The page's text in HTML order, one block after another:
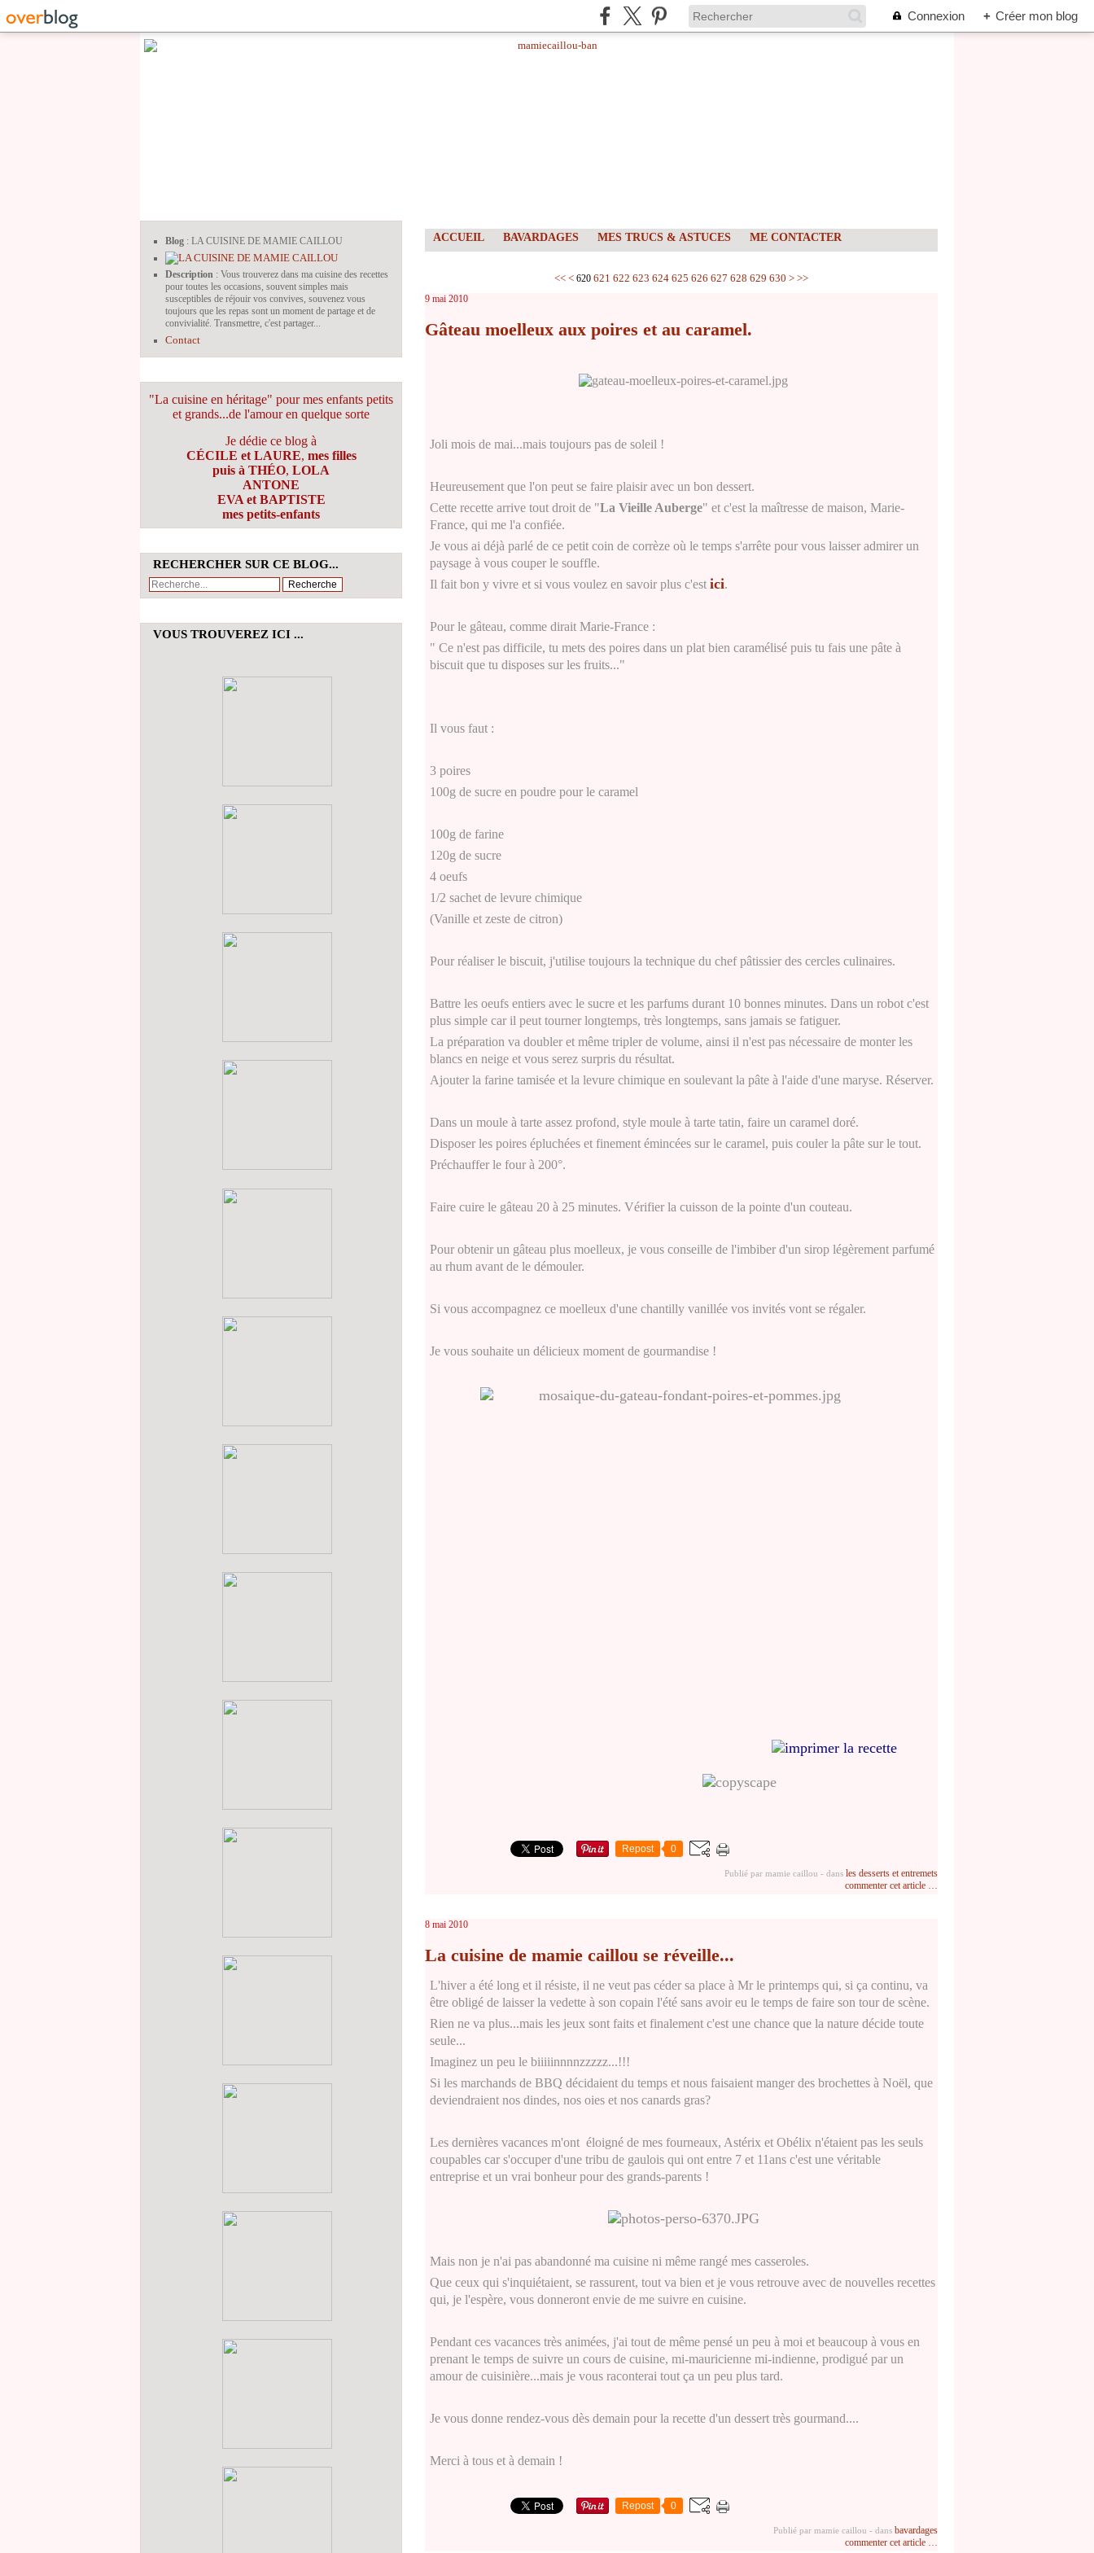
Connexion + Créer mon blog
Blog : LA CUISINE DE MAMIE CAILLOU
Description : Vous trouverez dans ma cuisine des recettes
pour toutes les occasions, souvent simples mais
susceptibles de réjouir vos convives, souvenez vous
toujours que les repas sont un moment de partage et de
convivialité. Transmettre, c'est partager...
Contact
"La cuisine en héritage" pour mes enfants petits
et grands...de l'amour en quelque sorte
Je dédie ce blog à
CÉCILE et LAURE, mes filles
puis à THÉO, LOLA
ANTONE
EVA et BAPTISTE
mes petits-enfants
RECHERCHER SUR CE BLOG...
VOUS TROUVEREZ ICI ...
ACCUEIL BAVARDAGES MES TRUCS & ASTUCES ME CONTACTER
<< < 600
610
620 621 622 623 624 625 626 627 628 629 630 640
650
660
670
680
690
700
800
900
> >>
9 mai 2010
Gâteau moelleux aux poires et au caramel.
Joli mois de mai...mais toujours pas de soleil !
Heureusement que l'on peut se faire plaisir avec un bon dessert.
Cette recette arrive tout droit de "La Vieille Auberge" et c'est la maîtresse de maison, Marie-
France, qui me l'a confiée.
Je vous ai déjà parlé de ce petit coin de corrèze où le temps s'arrête pour vous laisser admirer un
paysage à vous couper le souffle.
Il fait bon y vivre et si vous voulez en savoir plus c'est ici.
Pour le gâteau, comme dirait Marie-France :
" Ce n'est pas difficile, tu mets des poires dans un plat bien caramélisé puis tu fais une pâte à
biscuit que tu disposes sur les fruits..."
Il vous faut :
3 poires
100g de sucre en poudre pour le caramel
100g de farine
120g de sucre
4 oeufs
1/2 sachet de levure chimique
(Vanille et zeste de citron)
Pour réaliser le biscuit, j'utilise toujours la technique du chef pâtissier des cercles culinaires.
Battre les oeufs entiers avec le sucre et les parfums durant 10 bonnes minutes. Dans un robot c'est
plus simple car il peut tourner longtemps, très longtemps, sans jamais se fatiguer.
La préparation va doubler et même tripler de volume, ainsi il n'est pas nécessaire de monter les
blancs en neige et vous serez surpris du résultat.
Ajouter la farine tamisée et la levure chimique en soulevant la pâte à l'aide d'une maryse. Réserver.
Dans un moule à tarte assez profond, style moule à tarte tatin, faire un caramel doré.
Disposer les poires épluchées et finement émincées sur le caramel, puis couler la pâte sur le tout.
Préchauffer le four à 200°.
Faire cuire le gâteau 20 à 25 minutes. Vérifier la cuisson de la pointe d'un couteau.
Pour obtenir un gâteau plus moelleux, je vous conseille de l'imbiber d'un sirop légèrement parfumé
au rhum avant de le démouler.
Si vous accompagnez ce moelleux d'une chantilly vanillée vos invités vont se régaler.
Je vous souhaite un délicieux moment de gourmandise !
imprimer la recette
Repost 0
Publié par mamie caillou - dans les desserts et entremets
commenter cet article …
8 mai 2010
La cuisine de mamie caillou se réveille...
L'hiver a été long et il résiste, il ne veut pas céder sa place à Mr le printemps qui, si ça continu, va
être obligé de laisser la vedette à son copain l'été sans avoir eu le temps de faire son tour de scène.
Rien ne va plus...mais les jeux sont faits et finalement c'est une chance que la nature décide toute
seule...
Imaginez un peu le biiiiinnnnzzzzz...!!!
Si les marchands de BBQ décidaient du temps et nous faisaient manger des brochettes à Noël, que
deviendraient nos dindes, nos oies et nos canards gras?
Les dernières vacances m'ont éloigné de mes fourneaux, Astérix et Obélix n'étaient pas les seuls
coupables car s'occuper d'une tribu de gaulois qui ont entre 7 et 11ans c'est une véritable
entreprise et un vrai bonheur pour des grands-parents !
Mais non je n'ai pas abandonné ma cuisine ni même rangé mes casseroles.
Que ceux qui s'inquiétaient, se rassurent, tout va bien et je vous retrouve avec de nouvelles recettes
qui, je l'espère, vous donneront envie de me suivre en cuisine.
Pendant ces vacances très animées, j'ai tout de même pensé un peu à moi et beaucoup à vous en
prenant le temps de suivre un cours de cuisine, mi-mauricienne mi-indienne, prodigué par un
amour de cuisinière...mais je vous raconterai tout ça un peu plus tard.
Je vous donne rendez-vous dès demain pour la recette d'un dessert très gourmand....
Merci à tous et à demain !
Repost 0
Publié par mamie caillou - dans bavardages
commenter cet article